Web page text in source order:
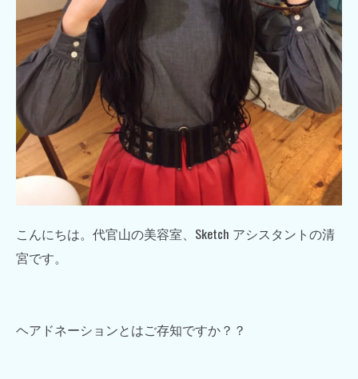
こんにちは。代官山の美容室、Sketch アシスタントの清
宮です。
ヘアドネーションとはご存知ですか？？